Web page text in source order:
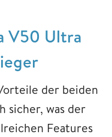
V50 Ultra
der beiden
sicher, was der
Features